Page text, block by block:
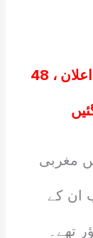
فیفا ورلڈ کپ ڈراز کا اعلان ، 48
کو پہلی بار 1974 میں مغربی
ان کے
تھے۔